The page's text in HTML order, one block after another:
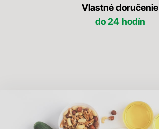
Vlastné doručenie
do 24 hodín